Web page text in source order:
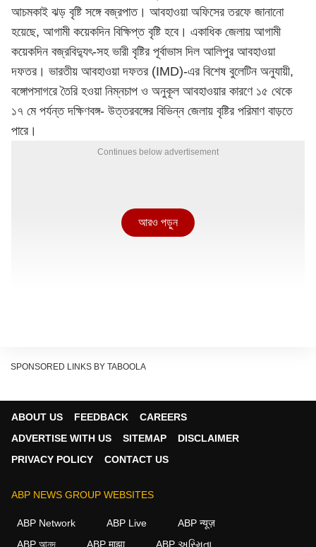
আচমকাই ঝড় বৃষ্টি সঙ্গে বজ্রপাত। আবহাওয়া অফিসের তরফে জানানো
হয়েছে, আগামী কয়েকদিন বিক্ষিপ্ত বৃষ্টি হবে। একাধিক জেলায় আগামী
কয়েকদিন বজ্রবিদ্যুৎ-সহ ভারী বৃষ্টির পূর্বাভাস দিল আলিপুর আবহাওয়া
দফতর। ভারতীয় আবহাওয়া দফতর (IMD)-এর বিশেষ বুলেটিন অনুযায়ী,
বঙ্গোপসাগরে তৈরি হওয়া নিম্নচাপ ও অনুকূল আবহাওয়ার কারণে ১৫ থেকে
১৭ মে পর্যন্ত দক্ষিণবঙ্গ- উত্তরবঙ্গের বিভিন্ন জেলায় বৃষ্টির পরিমাণ বাড়তে
পারে।
Continues below advertisement
কোচবিহার ও কালিম্পং জেলায় হালকা থেকে মাঝারি বৃষ্টির সঙ্গে কোথাও
থেকে ৫০ কিলোমিটার বেগে ঝোড়ো হাওয়াও বইতে পারে।
আরও পড়ুন
SPONSORED LINKS BY TABOOLA
ABOUT US FEEDBACK
CAREERS
ADVERTISE WITH US
SITEMAP
DISCLAIMER
PRIVACY POLICY
CONTACT US
ABP NEWS GROUP WEBSITES
ABP Network ABP Live
ABP न्यूज़
ABP আনন্দ
ABP माझा ABP અસ્મિતા